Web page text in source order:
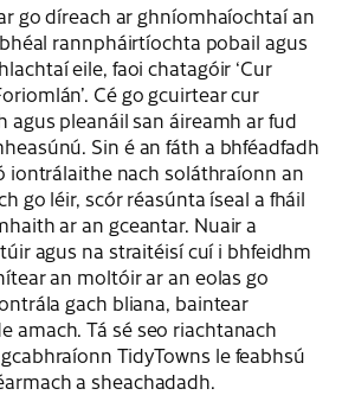
go díreach ar ghníomhaíochtaí an
rannpháirtíochta pobail agus
eile, faoi chatagóir ‘Cur
Cé go gcuirtear cur
agus pleanáil san áireamh ar fud
Sin é an fáth a bhféadfadh
iontrálaithe nach soláthraíonn an
go léir, scór réasúnta íseal a fháil
ar an gceantar. Nuair a
agus na straitéisí cuí i bhfeidhm
an moltóir ar an eolas go
gach bliana, baintear
amach. Tá sé seo riachtanach
TidyTowns le feabhsú
a sheachadadh.